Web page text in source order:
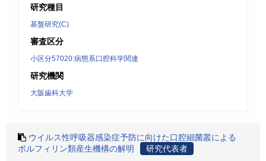
研究種目
基盤研究(C)
審査区分
小区分57020:病態系口腔科学関連
研究機関
大阪歯科大学
ウイルス性呼吸器感染症予防に向けた口腔細菌叢による
ポルフィリン類産生機構の解明
研究代表者